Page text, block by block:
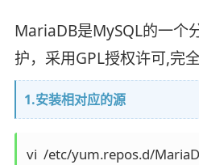
MariaDB是MySQL的一个
护，采用GPL授权许可,完
1.安装相对应的源
vi  /etc/yum.repos.d/